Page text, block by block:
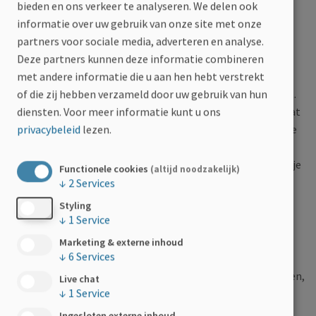
Ergens naartoe gaan, bezorgt Mieke nog altijd stress voor
een ongelukje. Maar ze heeft zich nooit sociaal willen
beperken door haar blaas- en darmproblemen. “Ik zorg er
gewoon voor dat ik altijd proper ondergoed en
incontinentiemateriaal bij heb, dat geeft mij gemoedsrust.
En ik heb het toiletpasje van MS-Liga Vlaanderen op zak: dat
helpt om in horecazaken vlot naar de wc te gaan.” Als Mieke
lavementen achter de hand. Een handig systeem waarmee je
de ontlasting eruit spoelt. Ik doe dat gewoon thuis, en dat
lukt. Ik ben daar goed in begeleid geweest.”
Praten helpt
Aan mensen die recent de diagnose van MS hebben gekregen,
zou Mieke willen zeggen: praat over je darmproblemen!
“Vertel wat het met je doet en welke impact het op jouw
bieden en ons verkeer te analyseren. We delen ook
informatie over uw gebruik van onze site met onze
partners voor sociale media, adverteren en analyse.
Deze partners kunnen deze informatie combineren
met andere informatie die u aan hen hebt verstrekt
of die zij hebben verzameld door uw gebruik van hun
diensten. Voor meer informatie kunt u ons
privacybeleid lezen.
Functionele cookies (altijd noodzakelijk)
↓ 2 Services
Styling
↓ 1 Service
Marketing & externe inhoud
↓ 6 Services
Live chat
↓ 1 Service